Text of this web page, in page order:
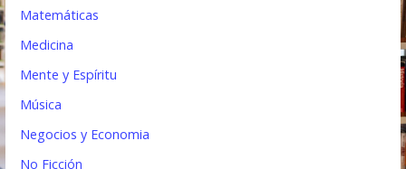
Matemáticas
Medicina
Mente y Espíritu
Música
Negocios y Economia
No Ficción